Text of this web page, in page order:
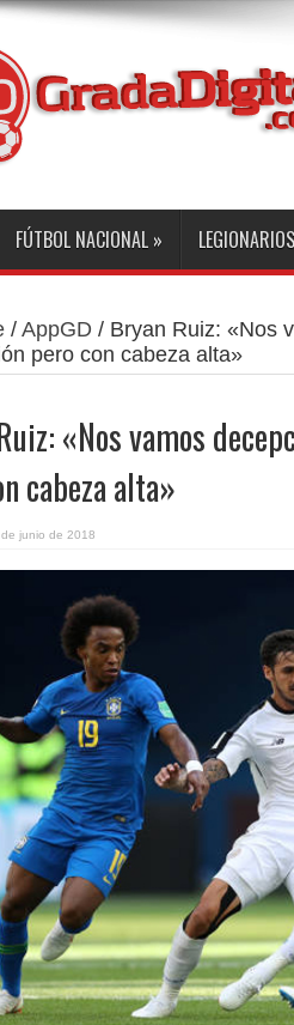
FÚTBOL NACIONAL » LEGIONARIOS
/ AppGD / Bryan Ruiz: «Nos
pero con cabeza alta»
«Nos vamos
cabeza alta»
junio de 2018